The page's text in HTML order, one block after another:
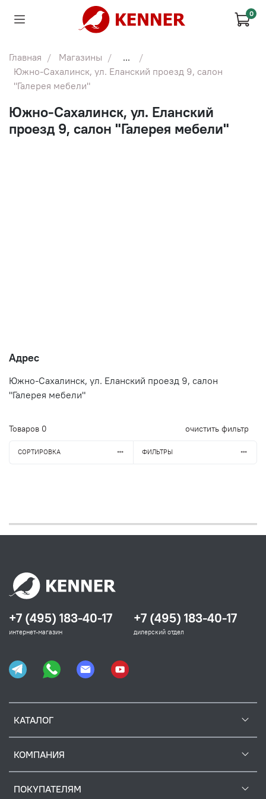
0
Главная Магазины
...
Южно-Сахалинск, ул. Еланский проезд 9, салон
"Галерея мебели"
Южно-Сахалинск, ул. Еланский
проезд 9, салон "Галерея мебели"
Адрес
Южно-Сахалинск, ул. Еланский проезд 9, салон
"Галерея мебели"
Товаров 0 очистить фильтр
СОРТИРОВКА ФИЛЬТРЫ
КАТАЛОГ
КОМПАНИЯ
ПОКУПАТЕЛЯМ
+7 (495) 183-40-17
интернет-магазин
+7 (495) 183-40-17
дилерский отдел